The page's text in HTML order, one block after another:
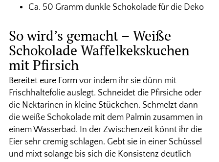
Ca. 50 Gramm dunkle Schokolade für die Deko
So wird’s gemacht – Weiße
Schokolade Waffelkekskuchen
mit Pfirsich
Bereitet eure Form vor indem ihr sie dünn mit
Frischhaltefolie auslegt. Schneidet die Pfirsiche oder
die Nektarinen in kleine Stückchen. Schmelzt dann
die weiße Schokolade mit dem Palmin zusammen in
einem Wasserbad. In der Zwischenzeit könnt ihr die
Eier sehr cremig schlagen. Gebt sie in einer Schüssel
und mixt solange bis sich die Konsistenz deutlich